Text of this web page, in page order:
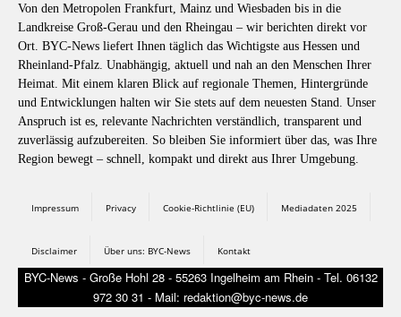
Von den Metropolen Frankfurt, Mainz und Wiesbaden bis in die
Landkreise Groß-Gerau und den Rheingau – wir berichten direkt vor
Ort. BYC-News liefert Ihnen täglich das Wichtigste aus Hessen und
Rheinland-Pfalz. Unabhängig, aktuell und nah an den Menschen Ihrer
Heimat. Mit einem klaren Blick auf regionale Themen, Hintergründe
und Entwicklungen halten wir Sie stets auf dem neuesten Stand. Unser
Anspruch ist es, relevante Nachrichten verständlich, transparent und
zuverlässig aufzubereiten. So bleiben Sie informiert über das, was Ihre
Region bewegt – schnell, kompakt und direkt aus Ihrer Umgebung.
Impressum Privacy Cookie-Richtlinie (EU) Mediadaten 2025
Disclaimer Über uns: BYC-News Kontakt
BYC-News - Große Hohl 28 - 55263 Ingelheim am Rhein - Tel. 06132
972 30 31 - Mail: redaktion@byc-news.de